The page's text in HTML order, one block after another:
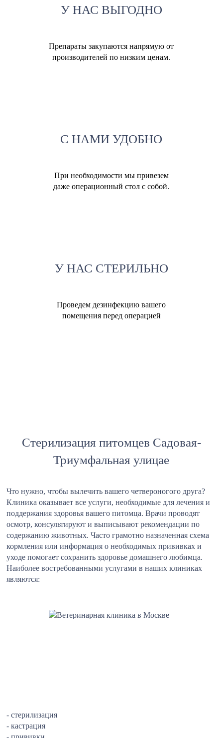
У НАС ВЫГОДНО
Препараты закупаются напрямую от
производителей по низким ценам.
С НАМИ УДОБНО
При необходимости мы привезем
даже операционный стол с собой.
У НАС СТЕРИЛЬНО
Проведем дезинфекцию вашего
помещения перед операцией
Стерилизация питомцев Садовая-
Триумфальная улицае
Что нужно, чтобы вылечить вашего четвероногого друга?
Клиника оказывает все услуги, необходимые для лечения и
поддержания здоровья вашего питомца. Врачи проводят
осмотр, консультируют и выписывают рекомендации по
содержанию животных. Часто грамотно назначенная схема
кормления или информация о необходимых прививках и
уходе помогает сохранить здоровье домашнего любимца.
Наиболее востребованными услугами в наших клиниках
являются:
- стерилизация
- кастрация